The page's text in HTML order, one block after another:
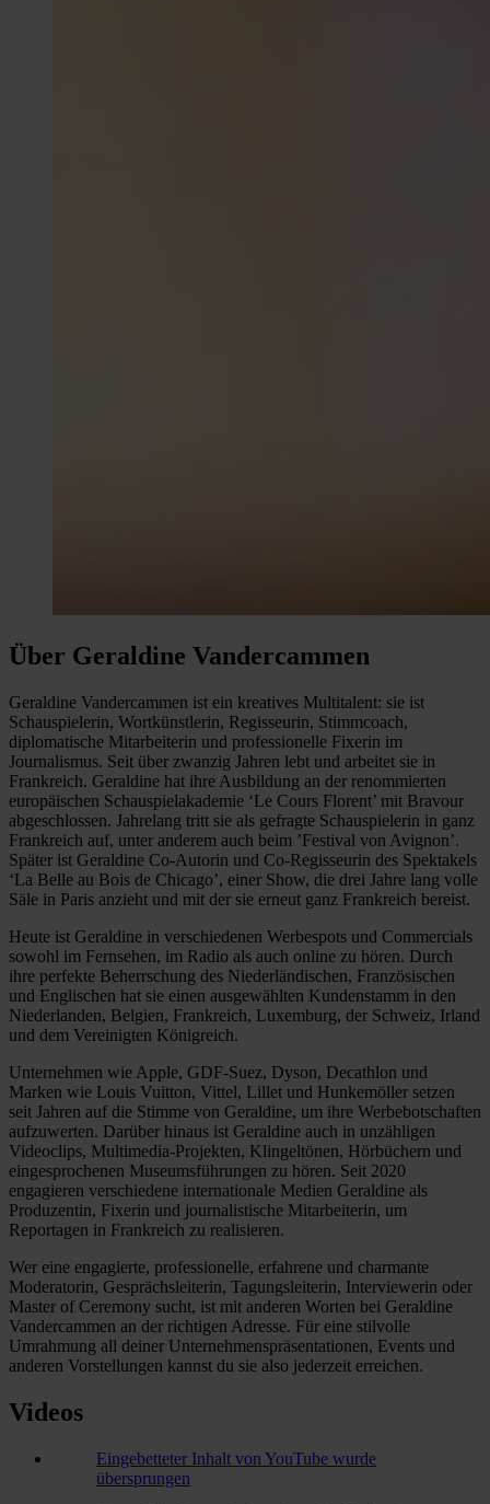
Über Geraldine Vandercammen
Geraldine Vandercammen ist ein kreatives Multitalent: sie ist
Schauspielerin, Wortkünstlerin, Regisseurin, Stimmcoach,
diplomatische Mitarbeiterin und professionelle Fixerin im
Journalismus. Seit über zwanzig Jahren lebt und arbeitet sie in
Frankreich. Geraldine hat ihre Ausbildung an der renommierten
europäischen Schauspielakademie ‘Le Cours Florent’ mit Bravour
abgeschlossen. Jahrelang tritt sie als gefragte Schauspielerin in ganz
Frankreich auf, unter anderem auch beim ’Festival von Avignon’.
Später ist Geraldine Co-Autorin und Co-Regisseurin des Spektakels
‘La Belle au Bois de Chicago’, einer Show, die drei Jahre lang volle
Säle in Paris anzieht und mit der sie erneut ganz Frankreich bereist.
Heute ist Geraldine in verschiedenen Werbespots und Commercials
sowohl im Fernsehen, im Radio als auch online zu hören. Durch
ihre perfekte Beherrschung des Niederländischen, Französischen
und Englischen hat sie einen ausgewählten Kundenstamm in den
Niederlanden, Belgien, Frankreich, Luxemburg, der Schweiz, Irland
und dem Vereinigten Königreich.
Unternehmen wie Apple, GDF-Suez, Dyson, Decathlon und
Marken wie Louis Vuitton, Vittel, Lillet und Hunkemöller setzen
seit Jahren auf die Stimme von Geraldine, um ihre Werbebotschaften
aufzuwerten. Darüber hinaus ist Geraldine auch in unzähligen
Videoclips, Multimedia-Projekten, Klingeltönen, Hörbüchern und
eingesprochenen Museumsführungen zu hören. Seit 2020
engagieren verschiedene internationale Medien Geraldine als
Produzentin, Fixerin und journalistische Mitarbeiterin, um
Reportagen in Frankreich zu realisieren.
Wer eine engagierte, professionelle, erfahrene und charmante
Moderatorin, Gesprächsleiterin, Tagungsleiterin, Interviewerin oder
Master of Ceremony sucht, ist mit anderen Worten bei Geraldine
Vandercammen an der richtigen Adresse. Für eine stilvolle
Umrahmung all deiner Unternehmenspräsentationen, Events und
anderen Vorstellungen kannst du sie also jederzeit erreichen.
Videos
Eingebetteter Inhalt von YouTube wurde
übersprungen